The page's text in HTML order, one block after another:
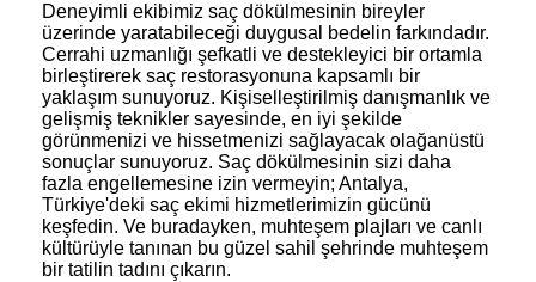
Deneyimli ekibimiz saç dökülmesinin bireyler
üzerinde yaratabileceği duygusal bedelin farkındadır.
Cerrahi uzmanlığı şefkatli ve destekleyici bir ortamla
birleştirerek saç restorasyonuna kapsamlı bir
yaklaşım sunuyoruz. Kişiselleştirilmiş danışmanlık ve
gelişmiş teknikler sayesinde, en iyi şekilde
görünmenizi ve hissetmenizi sağlayacak olağanüstü
sonuçlar sunuyoruz. Saç dökülmesinin sizi daha
fazla engellemesine izin vermeyin; Antalya,
Türkiye'deki saç ekimi hizmetlerimizin gücünü
keşfedin. Ve buradayken, muhteşem plajları ve canlı
kültürüyle tanınan bu güzel sahil şehrinde muhteşem
bir tatilin tadını çıkarın.